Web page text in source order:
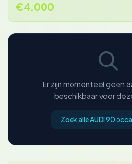
€4.000
Er zijn momenteel geen
beschikbaar voor
Zoek alle AUDI 90